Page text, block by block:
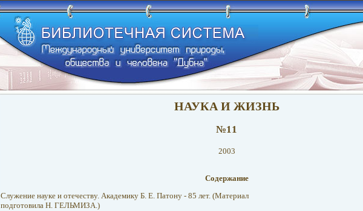
НАУКА И ЖИЗНЬ
№11
2003
Содержание
Служение науке и отечеству. Академику Б. Е. Патону - 85 лет. (Материал
подготовила Н. ГЕЛЬМИЗА.)